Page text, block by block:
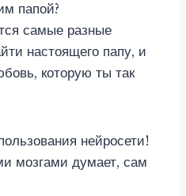
папой?
самые разные
настоящего папу, и
которую ты так
нейросети!
мозгами думает, сам